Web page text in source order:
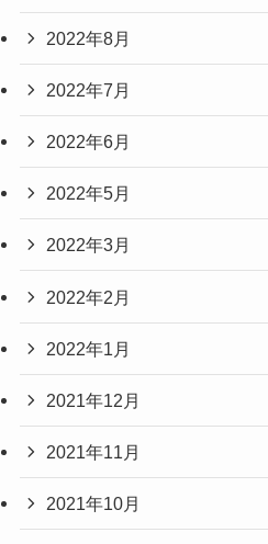
2022年8月
2022年7月
2022年6月
2022年5月
2022年3月
2022年2月
2022年1月
2021年12月
2021年11月
2021年10月